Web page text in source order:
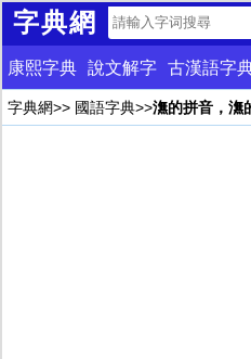
字典網
康熙字典 說文解字 古漢語字
字典網>> 國語字典>>潕的拼音，潕